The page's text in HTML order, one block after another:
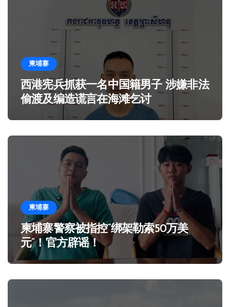
柬埔寨
西港宪兵抓获一名中国籍男子 涉嫌非法
偷渡及编造谎言在海滩乞讨
柬埔寨
柬埔寨警察被指控“绑架勒索50万美
元”！官方辟谣！